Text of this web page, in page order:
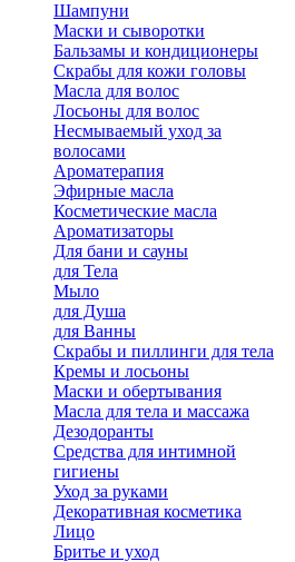
Шампуни
Маски и сыворотки
Бальзамы и кондиционеры
Скрабы для кожи головы
Масла для волос
Лосьоны для волос
Несмываемый уход за
волосами
Ароматерапия
Эфирные масла
Косметические масла
Ароматизаторы
Для бани и сауны
для Тела
Мыло
для Душа
для Ванны
Скрабы и пиллинги для тела
Кремы и лосьоны
Маски и обертывания
Масла для тела и массажа
Дезодоранты
Средства для интимной
гигиены
Уход за руками
Декоративная косметика
Лицо
Бритье и уход